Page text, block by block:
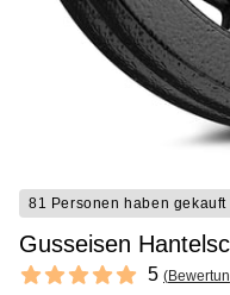
81 Personen haben gekauft
Gusseisen
Reviews
5 out of 5 stars 5 (